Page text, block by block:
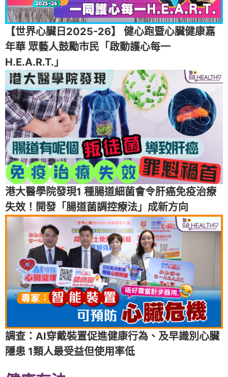
【世界心臟日2025-26】 健心跑暨心臟健康嘉
年華 眾藝人鼓勵市民「啟動護心每一
H.E.A.R.T.」
港大醫學院發現1 種腸道細菌會令肝癌免疫治療
失效！開發「腸道菌調控療法」成新方向
調查：AI穿戴裝置促進健康行為、及早識別心臟
隱患 1類人最受益但使用率低